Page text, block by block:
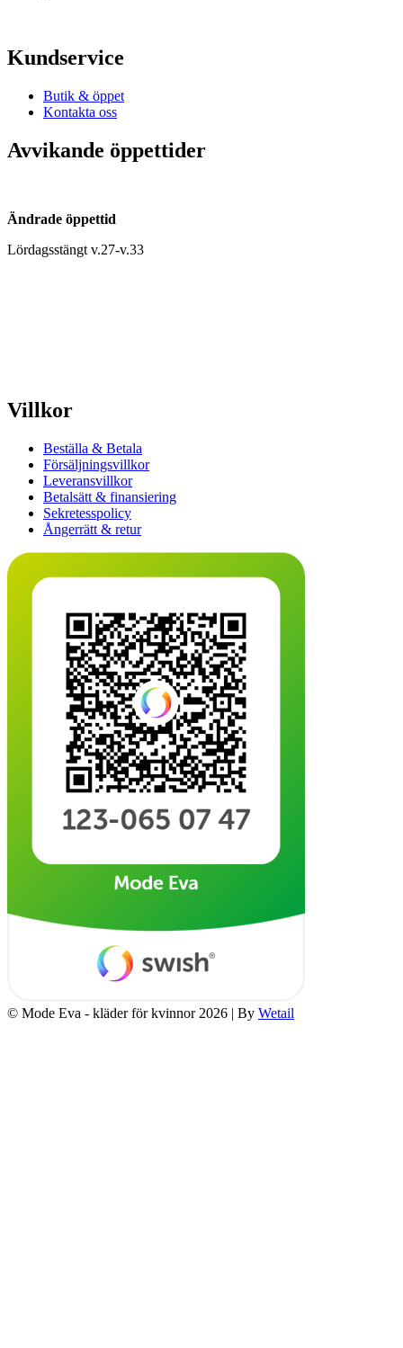
Kundservice
Butik & öppet
Kontakta oss
Avvikande öppettider
Ändrade öppettid
Lördagsstängt v.27-v.33
Villkor
Beställa & Betala
Försäljningsvillkor
Leveransvillkor
Betalsätt & finansiering
Sekretesspolicy
Ångerrätt & retur
© Mode Eva - kläder för kvinnor 2026 | By Wetail